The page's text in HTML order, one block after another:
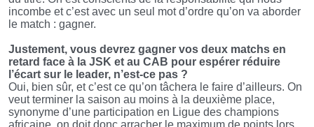
incombe et c’est avec un seul mot d’ordre qu’on va aborder
le match : gagner.
Justement, vous devrez gagner vos deux matchs en
retard face à la JSK et au CAB pour espérer réduire
l’écart sur le leader, n’est-ce pas ?
Oui, bien sûr, et c’est ce qu’on tâchera le faire d’ailleurs. On
veut terminer la saison au moins à la deuxième place,
synonyme d’une participation en Ligue des champions
africaine, on doit donc arracher le maximum de points lors